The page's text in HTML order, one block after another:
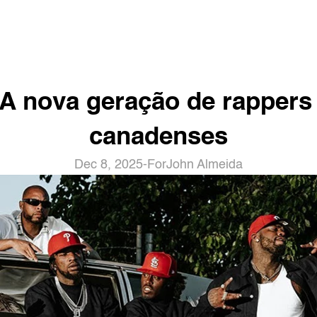
A nova geração de rappers
canadenses
Dec 8, 2025- ForJohn Almeida